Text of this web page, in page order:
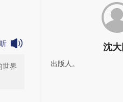
世界
沈大
出版人。